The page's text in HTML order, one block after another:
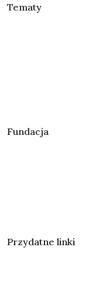
Tematy
Fundacja
Przydatne linki